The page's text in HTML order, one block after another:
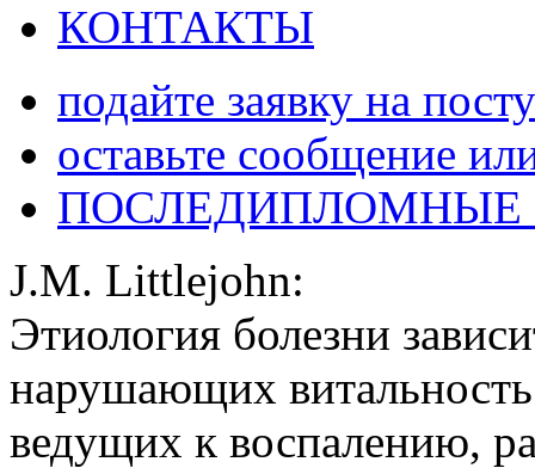
КОНТАКТЫ
подайте заявку на
оставьте сообщение
J.M. Littlejohn:
Этиология болезни
нарушающих
ведущих к воспалению,